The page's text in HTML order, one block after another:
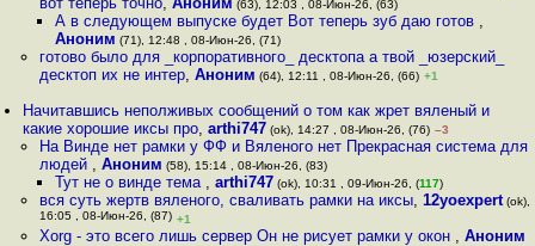
(63), 12:03 , 08-Июн-26, (63)
А в следующем выпуске будет Вот теперь зуб даю готов ,
Аноним (71), 12:48 , 08-Июн-26, (71)
готово было для _корпоративного_ десктопа а твой _юзерский_
десктоп их не интер, Аноним (64), 12:11 , 08-Июн-26, (66) +1
Начитавшись неполживых сообщений о том как жрет вяленый и
какие хорошие иксы про,arthi747 (ok), 14:27 , 08-Июн-26, (76) –3
На Винде нет рамки у ФФ и Вяленого нет Прекрасная система для
людей , Аноним (58), 15:14 , 08-Июн-26, (83)
Тут не о винде тема , arthi747(ok), 10:31 , 09-Июн-26, (117)
вся суть жертв вяленого, сваливать рамки на иксы, 12yoexpert(ok),
16:05 , 08-Июн-26, (87) +1
Xorg - это всего лишь сервер Он не рисует рамки у окон , Аноним